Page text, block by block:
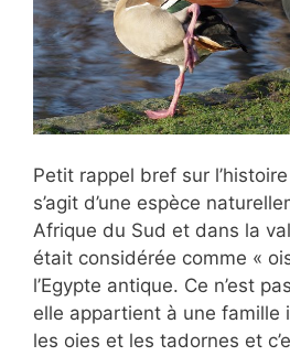
Petit rappel bref sur
s’agit d’une espèce
Afrique du Sud et dans la
était considérée comme «
l’Egypte antique. Ce n’est
elle appartient à une famille
les oies et les tadornes et